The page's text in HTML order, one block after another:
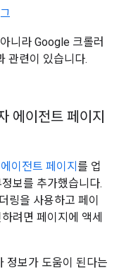
니라 Google 크롤러
관련이 있습니다.
이전트 페이지
이전트 페이지 를 업
보를 추가했습니다.
링을 사용하고 페이
려면 페이지에 액세
정보가 도움이 된다는